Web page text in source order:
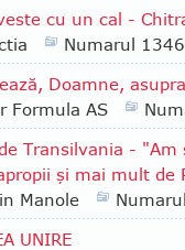
cu un cal -
Numarul 1346
Doamne,
Formula AS
Transilvania -
şi mai mult de
Manole
UNIRE